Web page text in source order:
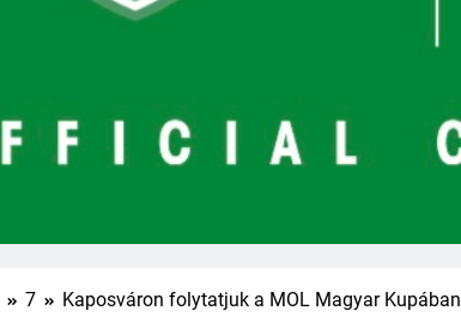
7 Kaposváron folytatjuk a MOL Magyar Kupában